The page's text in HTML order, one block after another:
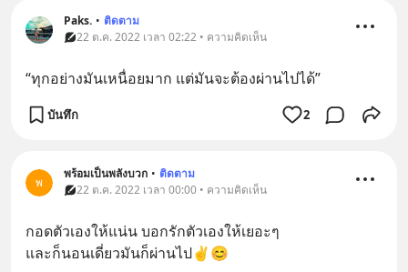
Paks. • ติดตาม
22 ต.ค. 2022 เวลา 02:22 • ความคิดเห็น
“ทุกอย่างมันเหนื่อยมาก แต่มันจะต้องผ่านไปได้”
บันทึก 2
พ
พร้อมเป็นพลังบวก • ติดตาม
22 ต.ค. 2022 เวลา 00:00 • ความคิดเห็น
กอดตัวเองให้แน่น บอกรักตัวเองให้เยอะๆ
และก็นอนเดี่ยวมันก็ผ่านไป✌️😊